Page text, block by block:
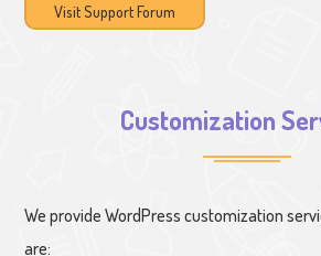
Visit Support Forum
Customization
We provide WordPress customization
are: